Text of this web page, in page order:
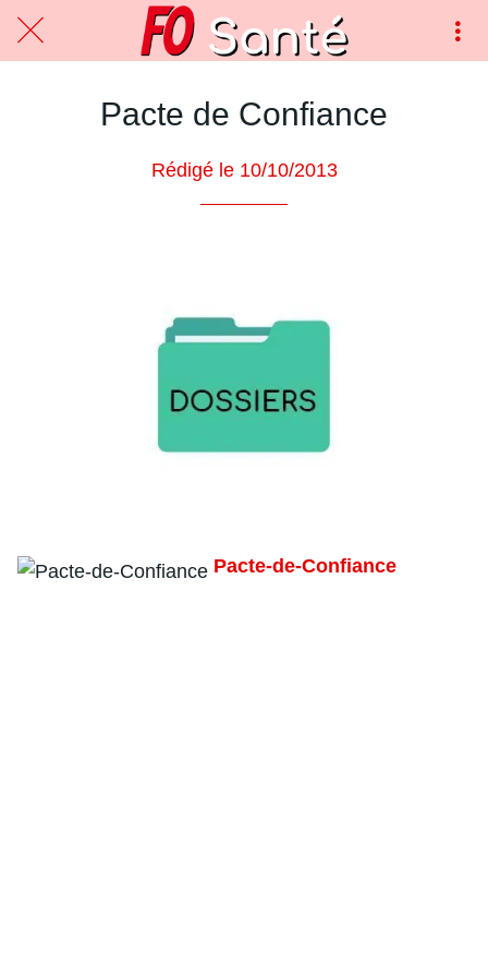
Pacte de Confiance
Rédigé le 10/10/2013
Pacte-de-Confiance